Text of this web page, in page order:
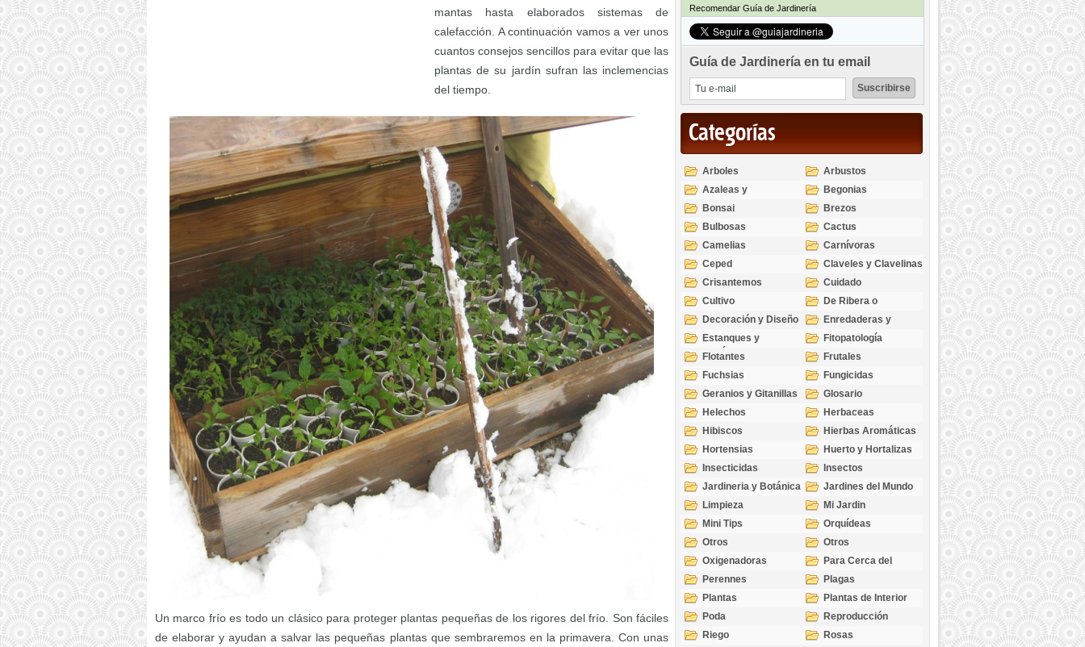
mantas hasta elaborados sistemas de
calefacción. A continuación vamos a ver unos
cuantos consejos sencillos para evitar que las
plantas de su jardín sufran las inclemencias
del tiempo.
Un marco frío es todo un clásico para proteger plantas pequeñas de los rigores del frío. Son fáciles
de elaborar y ayudan a salvar las pequeñas plantas que sembraremos en la primavera. Con unas
Recomendar Guía de Jardinería
Guía de Jardinería en tu email
Categorías
Arboles
Arbustos
Azaleas y
Rododendros
Begonias
Bonsai
Brezos
Bulbosas
Cactus
Camelias
Carnívoras
Ceped
Claveles y Clavelinas
Crisantemos
Cuidado
Cultivo
De Ribera o
Palustres
Decoración y Diseño
Enredaderas y
cubresuelos
Estanques y
Acuáticas
Fitopatología
Flotantes
Frutales
Fuchsias
Fungicidas
Geranios y Gitanillas
Glosario
Helechos
Herbaceas
Hibiscos
Hierbas Aromáticas
Hortensias
Huerto y Hortalizas
Insecticidas
Insectos
Jardineria y Botánica
Jardines del Mundo
Limpieza
Mi Jardin
Mini Tips
Orquídeas
Otros
Otros
Oxigenadoras
Para Cerca del
Estanque
Perennes
Plagas
Plantas
Plantas de Interior
Poda
Reproducción
Riego
Rosas